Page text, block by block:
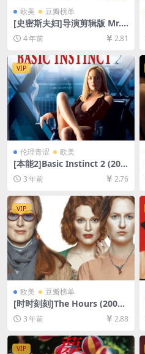
欧美 豆瓣榜单
[史密斯夫妇]导演剪辑版 Mr.
& Mrs. Smith (2005)[百度网
盘+迅雷云盘资源1080P超清
未删减][MP4/8GB][中英字幕]
4 年前 2.81
VIP
伦理青涩 欧美
[本能2]Basic Instinct 2 (200
6)[百度网盘+迅雷云盘资源10
80P超清未删减][MP4/7GB]
3 年前 2.76
VIP
欧美 豆瓣榜单
[时时刻刻]The Hours (2002)
[百度网盘+夸克网盘1080P超
清未删减资源][网盘在线播放/
下载][MP4/7.3GB][中英字幕]
3 年前 2.88
VIP